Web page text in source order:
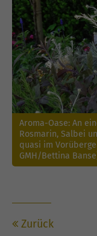
Aroma-Oase: An
Rosmarin, Salbei
quasi im
GMH/Bettina
Zurück